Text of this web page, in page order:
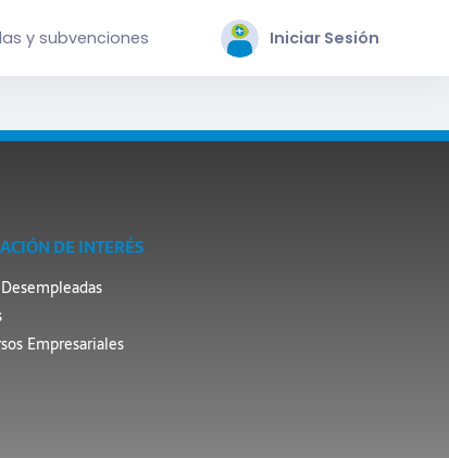
y subvenciones Iniciar Sesión
DE INTERÉS
Empresariales